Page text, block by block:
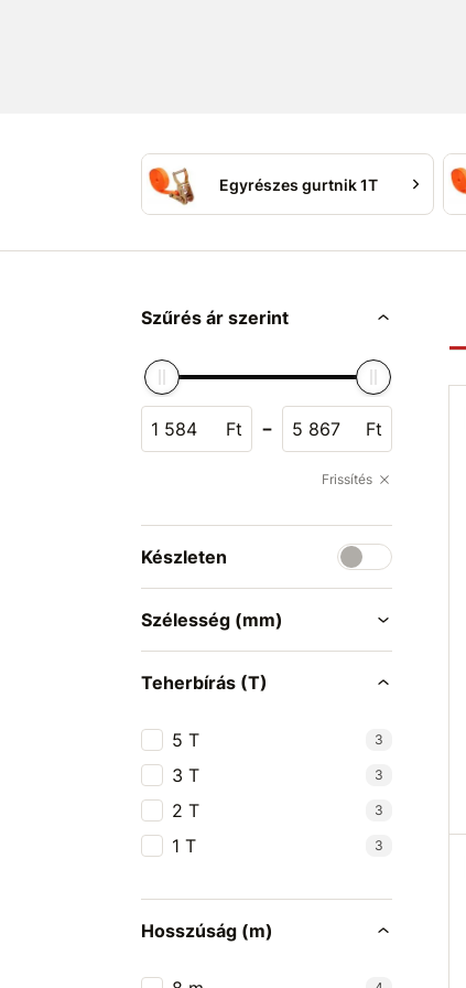
Egyrészes gurtnik 1T
Szűrés ár szerint
Ft - Ft
Frissítés
Készleten
Szélesség (mm)
Teherbírás (T)
5 T 3
3 T 3
2 T 3
1 T 3
Hosszúság (m)